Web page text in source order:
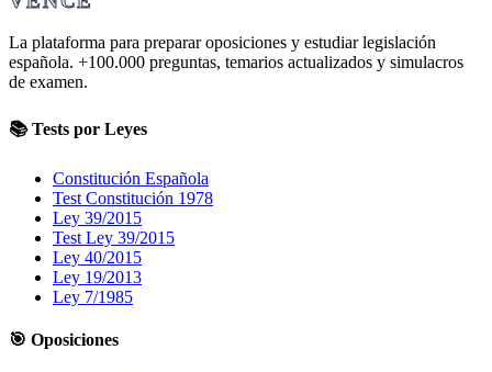
La plataforma para preparar oposiciones y estudiar legislación
española. +100.000 preguntas, temarios actualizados y simulacros
de examen.
📚 Tests por Leyes
Constitución Española
Test Constitución 1978
Ley 39/2015
Test Ley 39/2015
Ley 40/2015
Ley 19/2013
Ley 7/1985
🎯 Oposiciones